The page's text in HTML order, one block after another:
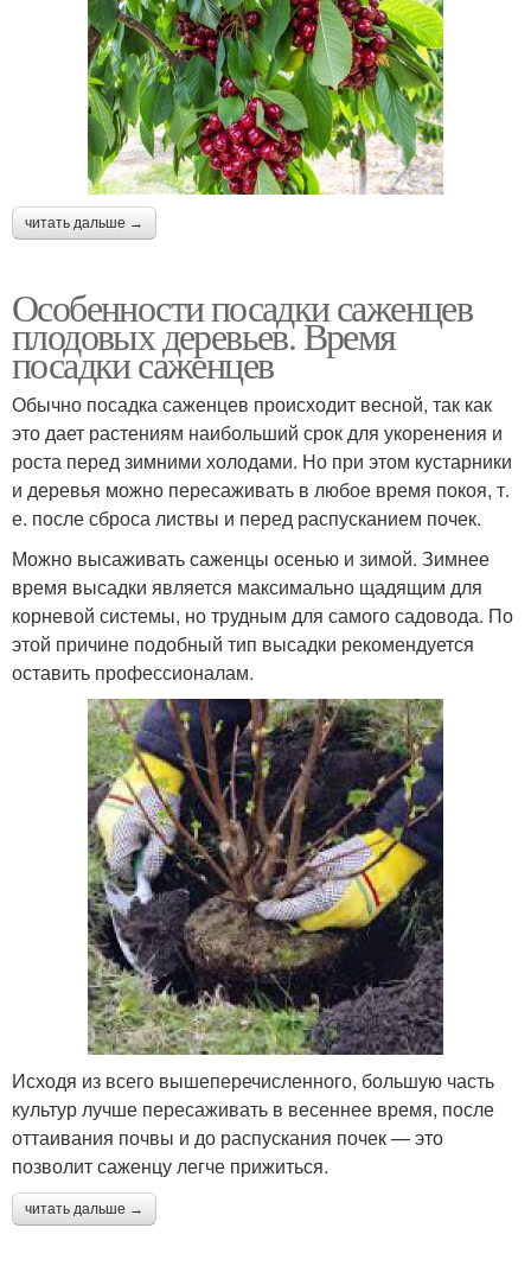
читать дальше →
Особенности посадки саженцев
плодовых деревьев. Время
посадки саженцев
Обычно посадка саженцев происходит весной, так как
это дает растениям наибольший срок для укоренения и
роста перед зимними холодами. Но при этом кустарники
и деревья можно пересаживать в любое время покоя, т.
е. после сброса листвы и перед распусканием почек.
Можно высаживать саженцы осенью и зимой. Зимнее
время высадки является максимально щадящим для
корневой системы, но трудным для самого садовода. По
этой причине подобный тип высадки рекомендуется
оставить профессионалам.
Исходя из всего вышеперечисленного, большую часть
культур лучше пересаживать в весеннее время, после
оттаивания почвы и до распускания почек — это
позволит саженцу легче прижиться.
читать дальше →